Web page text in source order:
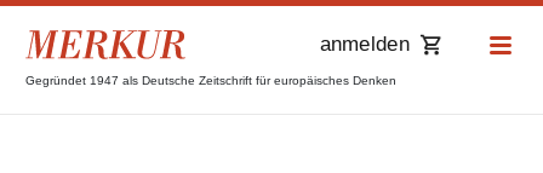
Gegründet 1947 als Deutsche Zeitschrift für europäisches Denken
anmelden